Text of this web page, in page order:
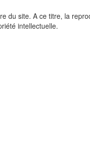
du site. A ce titre, la
intellectuelle.